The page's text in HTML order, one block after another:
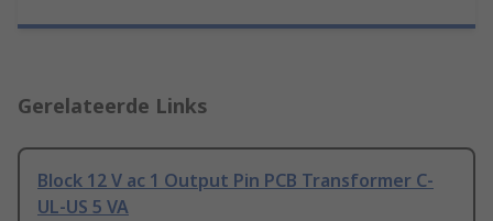
Gerelateerde Links
Block 12 V ac 1 Output Pin PCB Transformer C-
UL-US 5 VA